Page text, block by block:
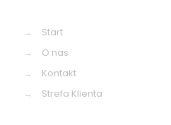
→
Start
→
O nas
→
Kontakt
→
Strefa Klienta